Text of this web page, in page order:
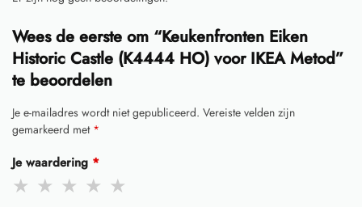
Wees de eerste om “Keukenfronten Eiken
Historic Castle (K4444 HO) voor IKEA Metod”
te beoordelen
Je e-mailadres wordt niet gepubliceerd. Vereiste velden zijn
gemarkeerd met *
Je waardering *